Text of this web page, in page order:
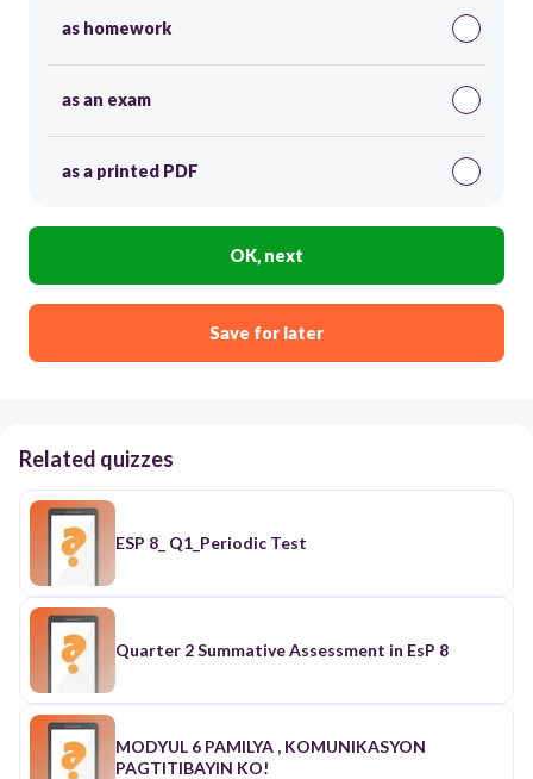
as homework
as an exam
as a printed PDF
OK, next
Save for later
Related quizzes
ESP 8_ Q1_Periodic Test
Quarter 2 Summative Assessment in EsP 8
MODYUL 6 PAMILYA , KOMUNIKASYON
PAGTITIBAYIN KO!